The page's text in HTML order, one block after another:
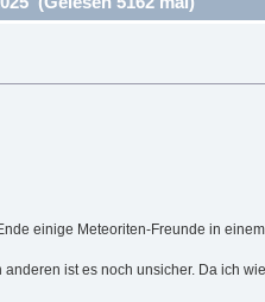
einige Meteoriten-Freunde in
ist es noch unsicher. Da ich